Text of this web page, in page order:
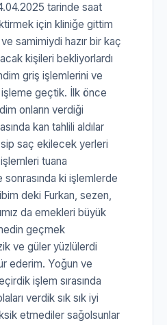
tarinde saat
için kliniğe gittim
samimiydi hazır bir kaç
kişileri bekliyorlardı
griş işlemlerini ve
geçtik. İlk önce
onların verdiği
kan tahlili aldılar
saç ekilecek yerleri
tuana
sonrasında ki işlemlerde
deki Furkan, sezen,
da emekleri büyük
geçmek
ve güler yüzlülerdi
ederim. Yoğun ve
işlem sırasında
verdik sık sık iyi
etmediler sağolsunlar